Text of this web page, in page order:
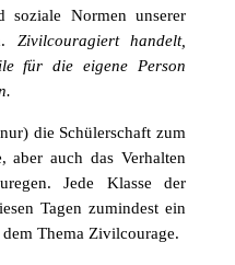
soziale Normen unserer
Zivilcouragiert handelt,
für die eigene Person
die Schülerschaft zum
aber auch das Verhalten
Jede Klasse der
Tagen zumindest ein
Thema Zivilcourage.